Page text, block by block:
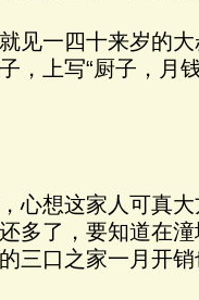
见一四十来岁的大
，上写“厨子，月
心想这家人可真
多了，要知道在
三口之家一月开